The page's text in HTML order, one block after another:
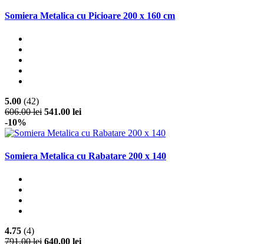
Somiera Metalica cu Picioare 200 x 160 cm
5.00 (42)
606.00 lei 541.00 lei
-10%
Somiera Metalica cu Rabatare 200 x 140
4.75 (4)
791.00 lei 640.00 lei